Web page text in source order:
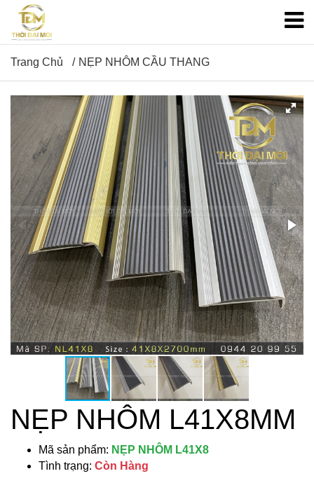
Trang Chủ NẸP NHÔM CẦU THANG
NẸP NHÔM L41X8MM
Mã sản phẩm: NẸP NHÔM L41X8
Tình trạng: Còn Hàng